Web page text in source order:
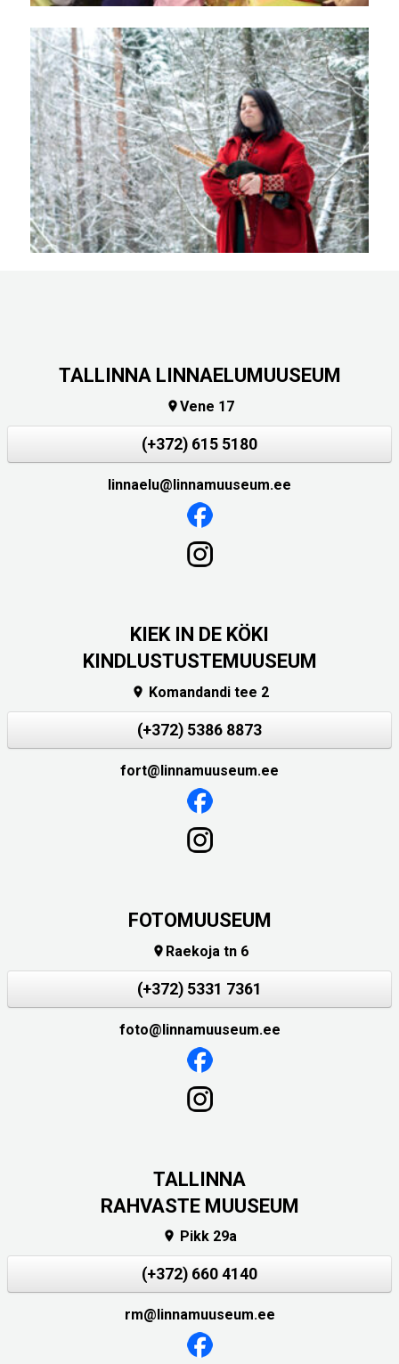
TALLINNA LINNAELUMUUSEUM
Vene 17
(+372) 615 5180
linnaelu@linnamuuseum.ee
KIEK IN DE KÖKI
KINDLUSTUSTEMUUSEUM
 Komandandi tee 2
(+372) 5386 8873
fort@linnamuuseum.ee
FOTOMUUSEUM
 Raekoja tn 6
(+372) 5331 7361
foto@linnamuuseum.ee
TALLINNA
RAHVASTE MUUSEUM
 Pikk 29a
(+372) 660 4140
rm@linnamuuseum.ee